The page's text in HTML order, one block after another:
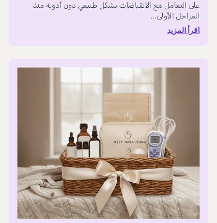
على التعامل مع الانقباضات بشكل طبيعي دون أدوية منذ
المراحل الأولى...
اقرأ المزيد